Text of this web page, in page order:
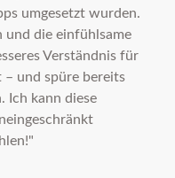
umgesetzt wurden.
und die einfühlsame
Verständnis für
und spüre bereits
Ich kann diese